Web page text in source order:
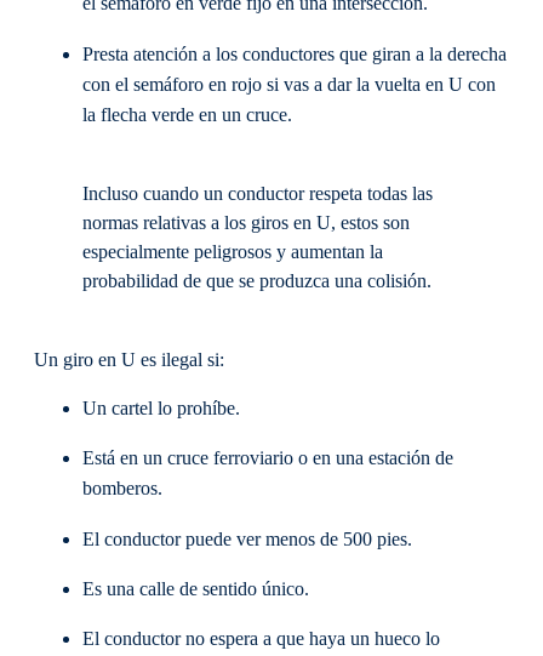
Presta atención a los conductores que giran a la derecha
con el semáforo en rojo si vas a dar la vuelta en U con
la flecha verde en un cruce.
Incluso cuando un conductor respeta todas las
normas relativas a los giros en U, estos son
especialmente peligrosos y aumentan la
probabilidad de que se produzca una colisión.
Un giro en U es ilegal si:
Un cartel lo prohíbe.
Está en un cruce ferroviario o en una estación de
bomberos.
El conductor puede ver menos de 500 pies.
Es una calle de sentido único.
El conductor no espera a que haya un hueco lo